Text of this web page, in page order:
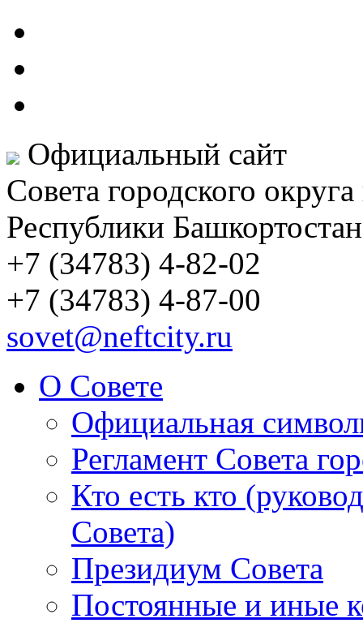
Официальный сайт
Совета городского
Республики Башкортостан
+7 (34783) 4-82-02
+7 (34783) 4-87-00
sovet@neftcity.ru
О Совете
Официальная
Регламент Совета
Кто есть кто
Совета)
Президиум Совета
Постоянные и иные